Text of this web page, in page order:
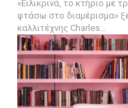
«Ειλικρινά, το κτήριο με
φτάσω στο διαμέρισμα»
καλλιτέχνης Charles...